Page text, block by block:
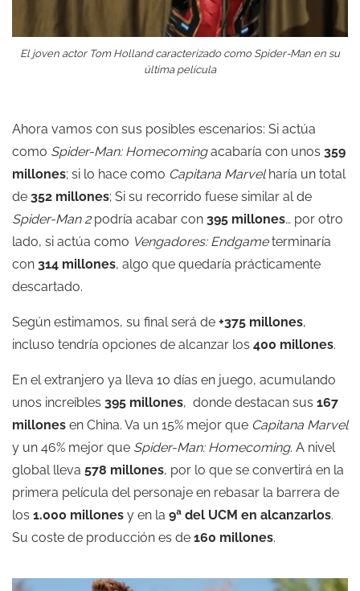
El joven actor Tom Holland caracterizado como Spider-Man en su
última película
Ahora vamos con sus posibles escenarios: Si actúa
como Spider-Man: Homecomingacabaría con unos 359
millones; si lo hace como Capitana Marvelharía un total
de 352 millones; Si su recorrido fuese similar al de
Spider-Man 2podría acabar con 395 millones… por otro
lado, si actúa como Vengadores: Endgameterminaría
con 314 millones, algo que quedaría prácticamente
descartado.
Según estimamos, su final será de +375 millones,
incluso tendría opciones de alcanzar los 400 millones.
En el extranjero ya lleva 10 días en juego, acumulando
unos increíbles 395 millones, donde destacan sus 167
millones en China. Va un 15% mejor que Capitana Marvel
y un 46% mejor que Spider-Man: Homecoming. A nivel
global lleva 578 millones, por lo que se convertirá en la
primera película del personaje en rebasar la barrera de
los 1.000 millones y en la 9ª del UCM en alcanzarlos.
Su coste de producción es de 160 millones.